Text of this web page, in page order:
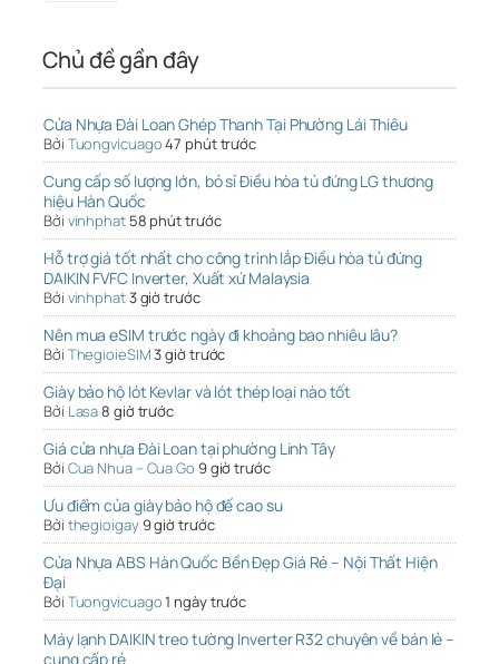
Chủ đề gần đây
Cửa Nhựa Đài Loan Ghép Thanh Tại Phường Lái Thiêu
Bởi Tuongvicuago47 phút trước
Cung cấp số lượng lớn, bỏ sỉ Điều hòa tủ đứng LG thương
hiệu Hàn Quốc
Bởi vinhphat 58 phút trước
Hỗ trợ giá tốt nhất cho công trình lắp Điều hòa tủ đứng
DAIKIN FVFC Inverter, Xuất xứ Malaysia
Bởi vinhphat3 giờ trước
Nên mua eSIM trước ngày đi khoảng bao nhiêu lâu?
Bởi ThegioieSIM3 giờ trước
Giày bảo hộ lót Kevlar và lót thép loại nào tốt
Bởi Lasa8 giờ trước
Giá cửa nhựa Đài Loan tại phường Linh Tây
Bởi Cua Nhua – Cua Go 9 giờ trước
Ưu điểm của giày bảo hộ đế cao su
Bởi thegioigay9 giờ trước
Cửa Nhựa ABS Hàn Quốc Bền Đẹp Giá Rẻ – Nội Thất Hiện
Đại
Bởi Tuongvicuago1 ngày trước
Máy lạnh DAIKIN treo tường Inverter R32 chuyên về bán lẻ –
cung cấp rẻ